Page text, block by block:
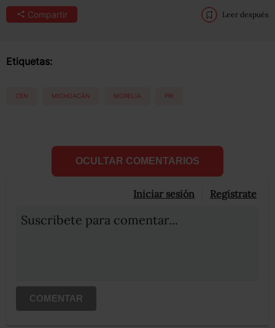
Compartir Leer después
Etiquetas:
CEN MICHOACÁN MORELIA PRI
OCULTAR COMENTARIOS
Iniciar sesión Registrate
Suscribete para comentar...
COMENTAR